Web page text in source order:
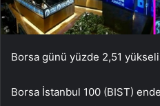
Borsa günü yüzde 2,51
Borsa İstanbul 100 (BIST)